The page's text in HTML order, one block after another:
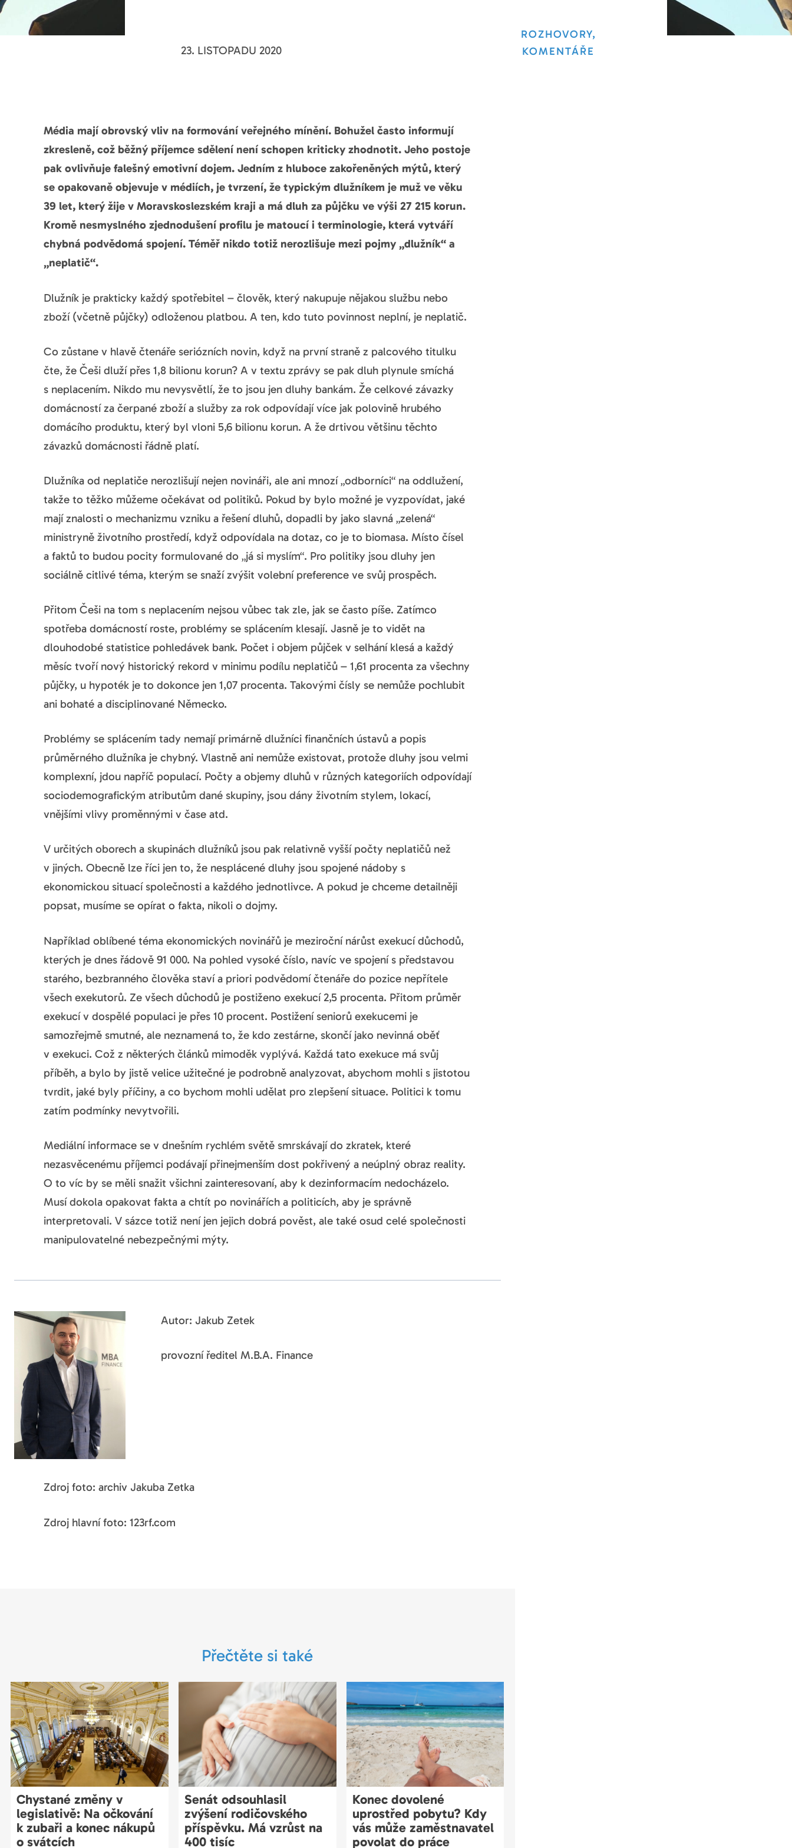
23. LISTOPADU 2020
ROZHOVORY,
KOMENTÁŘE
Média mají obrovský vliv na formování veřejného mínění. Bohužel často informují
zkresleně, což běžný příjemce sdělení není schopen kriticky zhodnotit. Jeho postoje
pak ovlivňuje falešný emotivní dojem. Jedním z hluboce zakořeněných mýtů, který
se opakovaně objevuje v médiích, je tvrzení, že typickým dlužníkem je muž ve věku
39 let, který žije v Moravskoslezském kraji a má dluh za půjčku ve výši 27 215 korun.
Kromě nesmyslného zjednodušení profilu je matoucí i terminologie, která vytváří
chybná podvědomá spojení. Téměř nikdo totiž nerozlišuje mezi pojmy „dlužník“ a
„neplatič“.
Dlužník je prakticky každý spotřebitel – člověk, který nakupuje nějakou službu nebo
zboží (včetně půjčky) odloženou platbou. A ten, kdo tuto povinnost neplní, je neplatič.
Co zůstane v hlavě čtenáře seriózních novin, když na první straně z palcového titulku
čte, že Češi dluží přes 1,8 bilionu korun? A v textu zprávy se pak dluh plynule smíchá
s neplacením. Nikdo mu nevysvětlí, že to jsou jen dluhy bankám. Že celkové závazky
domácností za čerpané zboží a služby za rok odpovídají více jak polovině hrubého
domácího produktu, který byl vloni 5,6 bilionu korun. A že drtivou většinu těchto
závazků domácnosti řádně platí.
Dlužníka od neplatiče nerozlišují nejen novináři, ale ani mnozí „odborníci“ na oddlužení,
takže to těžko můžeme očekávat od politiků. Pokud by bylo možné je vyzpovídat, jaké
mají znalosti o mechanizmu vzniku a řešení dluhů, dopadli by jako slavná „zelená“
ministryně životního prostředí, když odpovídala na dotaz, co je to biomasa. Místo čísel
a faktů to budou pocity formulované do „já si myslím“. Pro politiky jsou dluhy jen
sociálně citlivé téma, kterým se snaží zvýšit volební preference ve svůj prospěch.
Přitom Češi na tom s neplacením nejsou vůbec tak zle, jak se často píše. Zatímco
spotřeba domácností roste, problémy se splácením klesají. Jasně je to vidět na
dlouhodobé statistice pohledávek bank. Počet i objem půjček v selhání klesá a každý
měsíc tvoří nový historický rekord v minimu podílu neplatičů – 1,61 procenta za všechny
půjčky, u hypoték je to dokonce jen 1,07 procenta. Takovými čísly se nemůže pochlubit
ani bohaté a disciplinované Německo.
Problémy se splácením tady nemají primárně dlužníci finančních ústavů a popis
průměrného dlužníka je chybný. Vlastně ani nemůže existovat, protože dluhy jsou velmi
komplexní, jdou napříč populací. Počty a objemy dluhů v různých kategoriích odpovídají
sociodemografickým atributům dané skupiny, jsou dány životním stylem, lokací,
vnějšími vlivy proměnnými v čase atd.
V určitých oborech a skupinách dlužníků jsou pak relativně vyšší počty neplatičů než
v jiných. Obecně lze říci jen to, že nesplácené dluhy jsou spojené nádoby s
ekonomickou situací společnosti a každého jednotlivce. A pokud je chceme detailněji
popsat, musíme se opírat o fakta, nikoli o dojmy.
Například oblíbené téma ekonomických novinářů je meziroční nárůst exekucí důchodů,
kterých je dnes řádově 91 000. Na pohled vysoké číslo, navíc ve spojení s představou
starého, bezbranného člověka staví a priori podvědomí čtenáře do pozice nepřítele
všech exekutorů. Ze všech důchodů je postiženo exekucí 2,5 procenta. Přitom průměr
exekucí v dospělé populaci je přes 10 procent. Postižení seniorů exekucemi je
samozřejmě smutné, ale neznamená to, že kdo zestárne, skončí jako nevinná oběť
v exekuci. Což z některých článků mimoděk vyplývá. Každá tato exekuce má svůj
příběh, a bylo by jistě velice užitečné je podrobně analyzovat, abychom mohli s jistotou
tvrdit, jaké byly příčiny, a co bychom mohli udělat pro zlepšení situace. Politici k tomu
zatím podmínky nevytvořili.
Mediální informace se v dnešním rychlém světě smrskávají do zkratek, které
nezasvěcenému příjemci podávají přinejmenším dost pokřivený a neúplný obraz reality.
O to víc by se měli snažit všichni zainteresovaní, aby k dezinformacím nedocházelo.
Musí dokola opakovat fakta a chtít po novinářích a politicích, aby je správně
interpretovali. V sázce totiž není jen jejich dobrá pověst, ale také osud celé společnosti
manipulovatelné nebezpečnými mýty.
Autor: Jakub Zetek
provozní ředitel M.B.A. Finance
Zdroj foto: archiv Jakuba Zetka
Zdroj hlavní foto: 123rf.com
Přečtěte si také
Chystané změny v
legislativě: Na očkování
k zubaři a konec nákupů
o svátcích
Senát odsouhlasil
zvýšení rodičovského
příspěvku. Má vzrůst na
400 tisíc
Konec dovolené
uprostřed pobytu? Kdy
vás může zaměstnavatel
povolat do práce